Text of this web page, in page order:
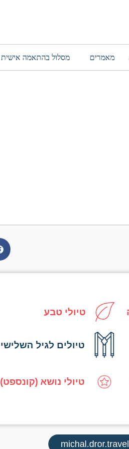
מאמרים מסלול בהתאמה אישית
טיולי טבע
טיולים לגיל השלישי
טיולי נושא (קונספט)